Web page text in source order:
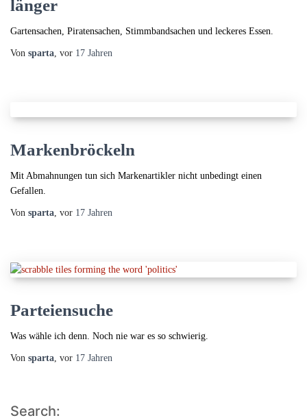
länger
Gartensachen, Piratensachen, Stimmbandsachen und leckeres Essen.
Von sparta, vor 17 Jahren
Markenbröckeln
Mit Abmahnungen tun sich Markenartikler nicht unbedingt einen
Gefallen.
Von sparta, vor 17 Jahren
Parteiensuche
Was wähle ich denn. Noch nie war es so schwierig.
Von sparta , vor 17 Jahren
Search: